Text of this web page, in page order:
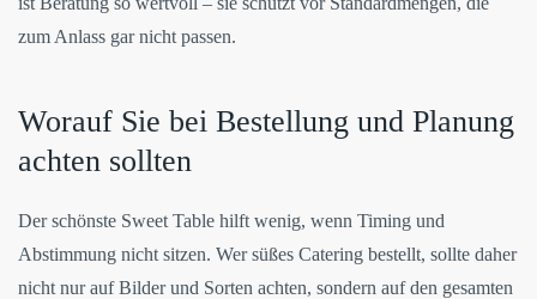
zum Anlass gar nicht passen.
Worauf Sie bei Bestellung und Planung
achten sollten
Der schönste Sweet Table hilft wenig, wenn Timing und
Abstimmung nicht sitzen. Wer süßes Catering bestellt, sollte daher
nicht nur auf Bilder und Sorten achten, sondern auf den gesamten